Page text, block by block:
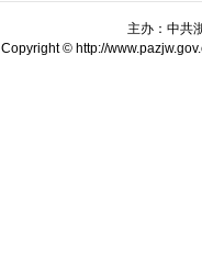
主办：中共
Copyright © http://